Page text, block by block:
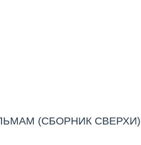
(СБОРНИК СВЕРХИ)